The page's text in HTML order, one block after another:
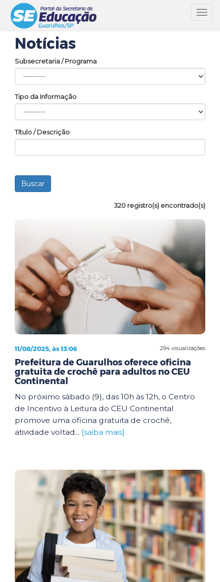
Notícias
Subsecretaria / Programa
Tipo da Informação
Título / Descrição
320 registro(s) encontrado(s)
294 visualizações
11/08/2025, às 13:06
Prefeitura de Guarulhos oferece oficina
gratuita de crochê para adultos no CEU
Continental
No próximo sábado (9), das 10h às 12h, o Centro
de Incentivo à Leitura do CEU Continental
promove uma oficina gratuita de crochê,
atividade voltad... [saiba mais]